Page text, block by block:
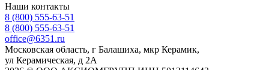
Наши контакты
8 (800) 555-63-51
8 (800) 555-63-51
office@6351.ru
Московская область, г Балашиха, мкр Керамик,
ул Керамическая, д 2А